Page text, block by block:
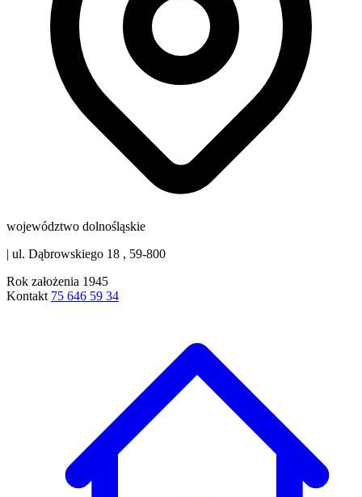
województwo dolnośląskie
| ul. Dąbrowskiego 18 , 59-800
Rok założenia 1945
Kontakt 75 646 59 34